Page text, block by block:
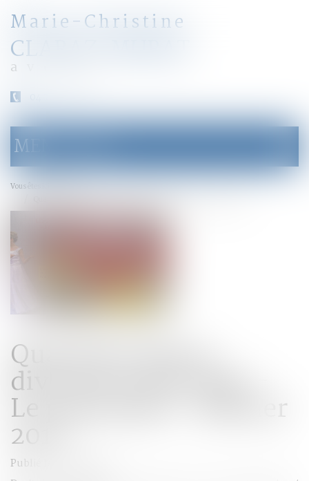
Marie-Christine
CLARAZ-MURAT
avocat
le
menu
MENU
Vous êtes ici :
Quand les époux
divorcent sans juge -
Le particulier - Janvier
2017
Publié le :